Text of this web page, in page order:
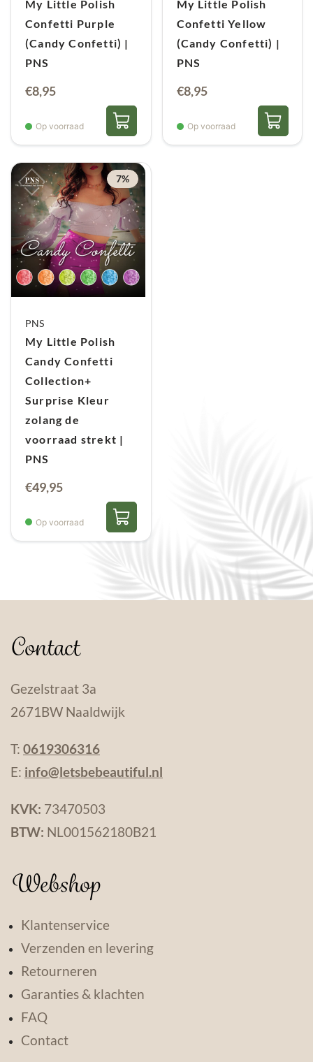
My Little Polish
Confetti Purple
(Candy Confetti) |
PNS
€8,95
Op voorraad
My Little Polish
Confetti Yellow
(Candy Confetti) |
PNS
€8,95
Op voorraad
7%
PNS
My Little Polish
Candy Confetti
Collection+
Surprise Kleur
zolang de
voorraad strekt |
PNS
Oorspronkelijke
was:
€53,70.
€49,95
is:
€49,95.
Op voorraad
Contact
Gezelstraat 3a
2671BW Naaldwijk
T: 0619306316
E: info@letsbebeautiful.nl
KVK: 73470503
BTW: NL001562180B21
Webshop
Klantenservice
Verzenden en levering
Retourneren
Garanties & klachten
FAQ
Contact